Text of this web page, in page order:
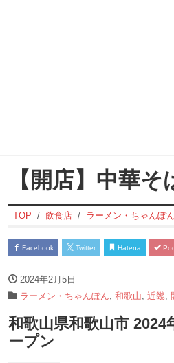
【開店】中華そ
TOP 飲食店 ラーメン・ちゃんぽん
Facebook Twitter Hatena
2024年2月5日
ラーメン・ちゃんぽん 和歌山 近畿
和歌山県和歌山市 2024
ープン